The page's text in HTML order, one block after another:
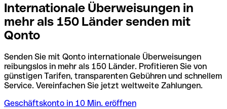
Internationale Überweisungen in
mehr als 150 Länder senden mit
Qonto
Senden Sie mit Qonto internationale Überweisungen
reibungslos in mehr als 150 Länder. Profitieren Sie von
günstigen Tarifen, transparenten Gebühren und schnellem
Service. Vereinfachen Sie jetzt weltweite Zahlungen.
Geschäftskonto in 10 Min. eröffnen